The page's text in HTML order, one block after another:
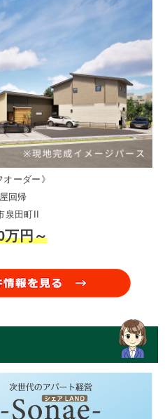
オーダー》
回帰
泉田町II
万円～